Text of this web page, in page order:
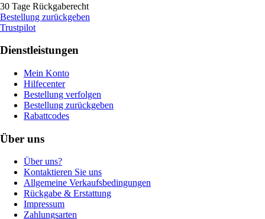
30 Tage Rückgaberecht
Bestellung zurückgeben
Trustpilot
Dienstleistungen
Mein Konto
Hilfecenter
Bestellung verfolgen
Bestellung zurückgeben
Rabattcodes
Über uns
Über uns?
Kontaktieren Sie uns
Allgemeine Verkaufsbedingungen
Rückgabe & Erstattung
Impressum
Zahlungsarten